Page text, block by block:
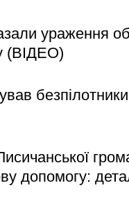
ураження
(ВІДЕО)
допомогу: